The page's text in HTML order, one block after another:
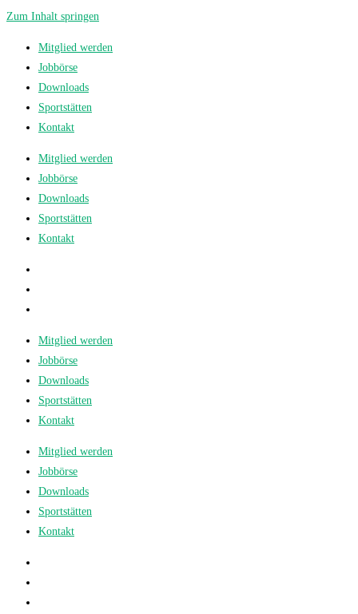
Zum Inhalt springen
Mitglied werden
Jobbörse
Downloads
Sportstätten
Kontakt
Mitglied werden
Jobbörse
Downloads
Sportstätten
Kontakt
Mitglied werden
Jobbörse
Downloads
Sportstätten
Kontakt
Mitglied werden
Jobbörse
Downloads
Sportstätten
Kontakt